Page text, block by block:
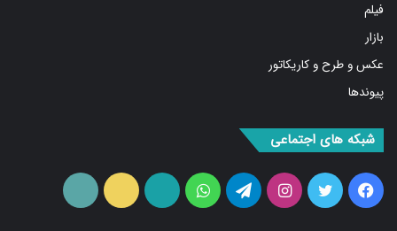
بازار
عکس و طرح و کاریکاتور
پیوندها
فیس
بوک
توییتراینستاگرامتلگرامواتس
آپ
آپارات ایتا